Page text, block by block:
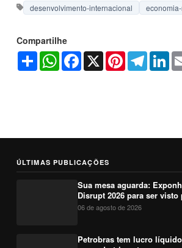
desenvolvimento-internacional
Compartilhe
Share WhatsAppFacebook
X Pinterest
ÚLTIMAS PUBLICAÇÕES
Sua mesa aguarda:
Disrupt 2026 para ser
06 de agosto de 2026
Petrobras tem lucro